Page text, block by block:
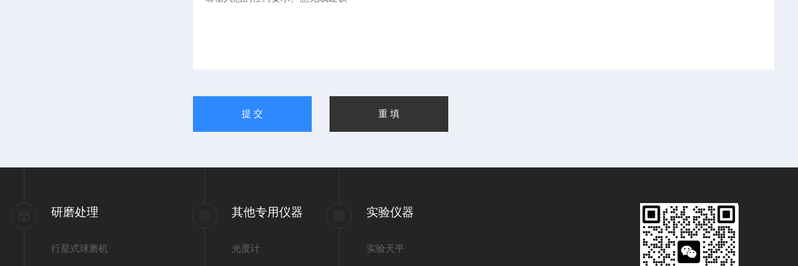
研磨处理
行星式球磨机
其他专用仪器
光度计
实验仪器
实验天平